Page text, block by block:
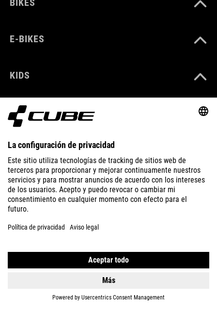
E-BIKES
KIDS
GEAR
EQUIPMENT
SUPPORT
ABOUT US